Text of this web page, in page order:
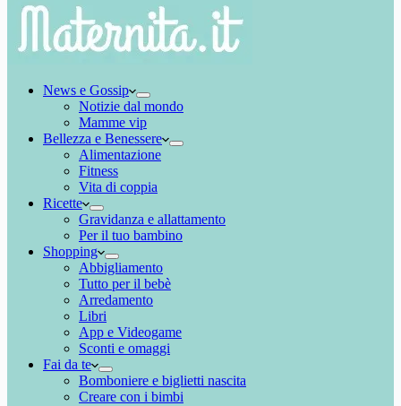
News e Gossip
Notizie dal mondo
Mamme vip
Bellezza e Benessere
Alimentazione
Fitness
Vita di coppia
Ricette
Gravidanza e allattamento
Per il tuo bambino
Shopping
Abbigliamento
Tutto per il bebè
Arredamento
Libri
App e Videogame
Sconti e omaggi
Fai da te
Bomboniere e biglietti nascita
Creare con i bimbi